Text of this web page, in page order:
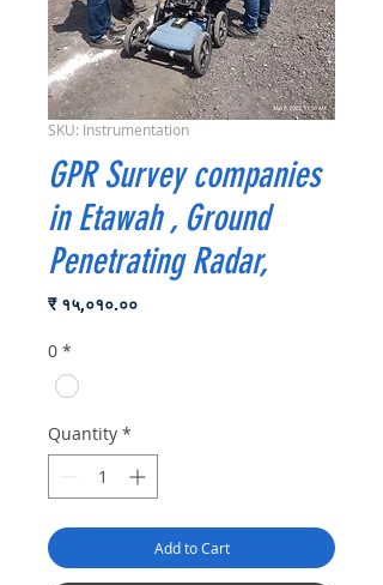
SKU: Instrumentation
GPR Survey companies
in Etawah , Ground
Penetrating Radar,
₹ १५,०१०.००Price
0 *
Quantity *
Add to Cart